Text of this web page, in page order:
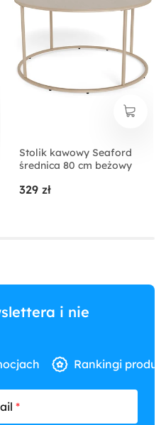
Stolik kawowy Seaford
średnica 80 cm beżowy
329 zł
i nie
Rankingi